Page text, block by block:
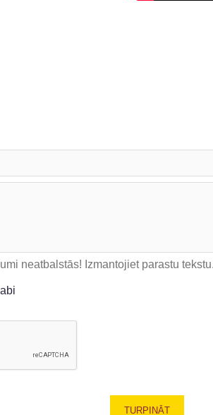
neatbalstās! Izmantojiet parastu
TURPINĀT